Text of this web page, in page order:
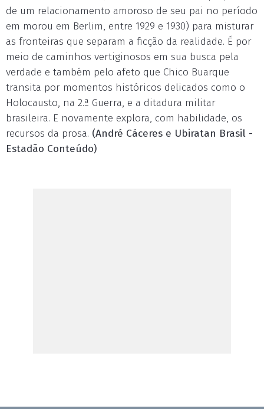
de um relacionamento amoroso de seu pai no período
em morou em Berlim, entre 1929 e 1930) para misturar
as fronteiras que separam a ficção da realidade. É por
meio de caminhos vertiginosos em sua busca pela
verdade e também pelo afeto que Chico Buarque
transita por momentos históricos delicados como o
Holocausto, na 2.ª Guerra, e a ditadura militar
brasileira. E novamente explora, com habilidade, os
recursos da prosa. (André Cáceres e Ubiratan Brasil -
Estadão Conteúdo)